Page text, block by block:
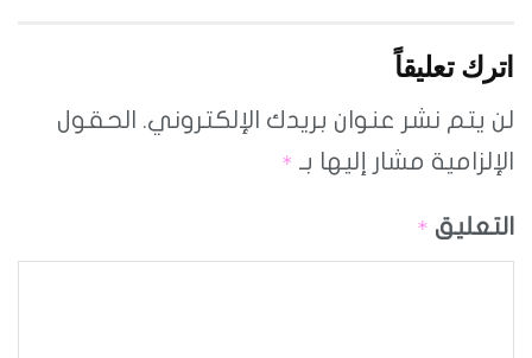
اترك تعليقاً
لن يتم نشر عنوان بريدك الإلكتروني. الحقول
الإلزامية مشار إليها بـ *
التعليق *